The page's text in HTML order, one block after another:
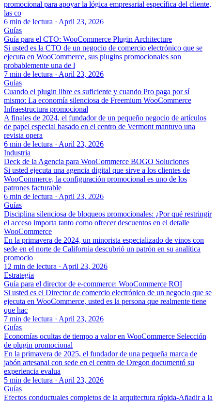
promocional para apoyar la lógica empresarial específica del cliente,
las co
6 min de lectura · April 23, 2026
Guías
Guía para el CTO: WooCommerce Plugin Architecture
Si usted es la CTO de un negocio de comercio electrónico que se
ejecuta en WooCommerce, sus plugins promocionales son
probablemente una de l
7 min de lectura · April 23, 2026
Guías
Cuando el plugin libre es suficiente y cuando Pro paga por sí
mismo: La economía silenciosa de Freemium WooCommerce
Infraestructura promocional
A finales de 2024, el fundador de un pequeño negocio de artículos
de papel especial basado en el centro de Vermont mantuvo una
revista opera
6 min de lectura · April 23, 2026
Industria
Deck de la Agencia para WooCommerce BOGO Soluciones
Si usted ejecuta una agencia digital que sirve a los clientes de
WooCommerce, la configuración promocional es uno de los
patrones facturable
6 min de lectura · April 23, 2026
Guías
Disciplina silenciosa de bloqueos promocionales: ¿Por qué restringir
el acceso importa tanto como ofrecer descuentos en el detalle
WooCommerce
En la primavera de 2024, un minorista especializado de vinos con
sede en el norte de California descubrió un patrón en su analítica
promocio
12 min de lectura · April 23, 2026
Estrategia
Guía para el director de e-commerce: WooCommerce ROI
Si usted es el Director de comercio electrónico de un negocio que se
ejecuta en WooCommerce, usted es la persona que realmente tiene
que hac
7 min de lectura · April 23, 2026
Guías
Economías ocultas de tiempo a valor en WooCommerce Selección
de plugin promocional
En la primavera de 2025, el fundador de una pequeña marca de
jabón artesanal con sede en el centro de Oregon documentó su
experiencia evalua
5 min de lectura · April 23, 2026
Guías
Efectos conductuales completos de la arquitectura rápida-Añadir a la